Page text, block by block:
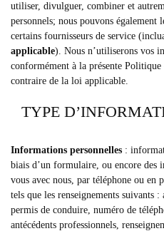
utiliser, divulguer, combiner et
personnels; nous pouvons également
certains fournisseurs de service
applicable). Nous n’utiliserons vos
conformément à la présente
contraire de la loi applicable.
TYPE
Informations personnelles :
biais d’un formulaire, ou encore des
vous avec nous, par téléphone ou en
tels que les renseignements suivants
permis de conduire, numéro de
antécédents professionnels,